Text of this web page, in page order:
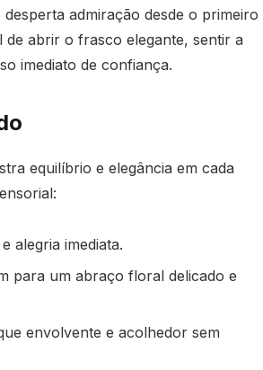
admiração desde o primeiro
abrir o frasco elegante, sentir a
imediato de confiança.
equilíbrio e elegância em cada
alegria imediata.
para um abraço floral delicado e
envolvente e acolhedor sem